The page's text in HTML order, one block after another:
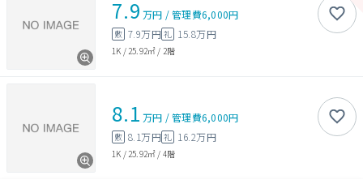
7.9 万円 /管理費6,000円
敷 7.9万円礼 15.8万円
1K / 25.92㎡ / 2階
8.1 万円 /管理費6,000円
敷 8.1万円礼 16.2万円
1K / 25.92㎡ / 4階